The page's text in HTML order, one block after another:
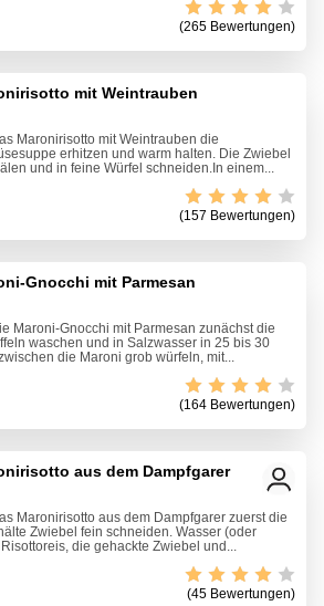
(265 Bewertungen)
mit Weintrauben
Maronirisotto mit Weintrauben die
erhitzen und warm halten. Die Zwiebel
und in feine Würfel schneiden.In einem...
(157 Bewertungen)
Gnocchi mit Parmesan
Maroni-Gnocchi mit Parmesan zunächst die
waschen und in Salzwasser in 25 bis 30
die Maroni grob würfeln, mit...
(164 Bewertungen)
aus dem Dampfgarer
Maronirisotto aus dem Dampfgarer zuerst die
Zwiebel fein schneiden. Wasser (oder
die gehackte Zwiebel und...
(45 Bewertungen)